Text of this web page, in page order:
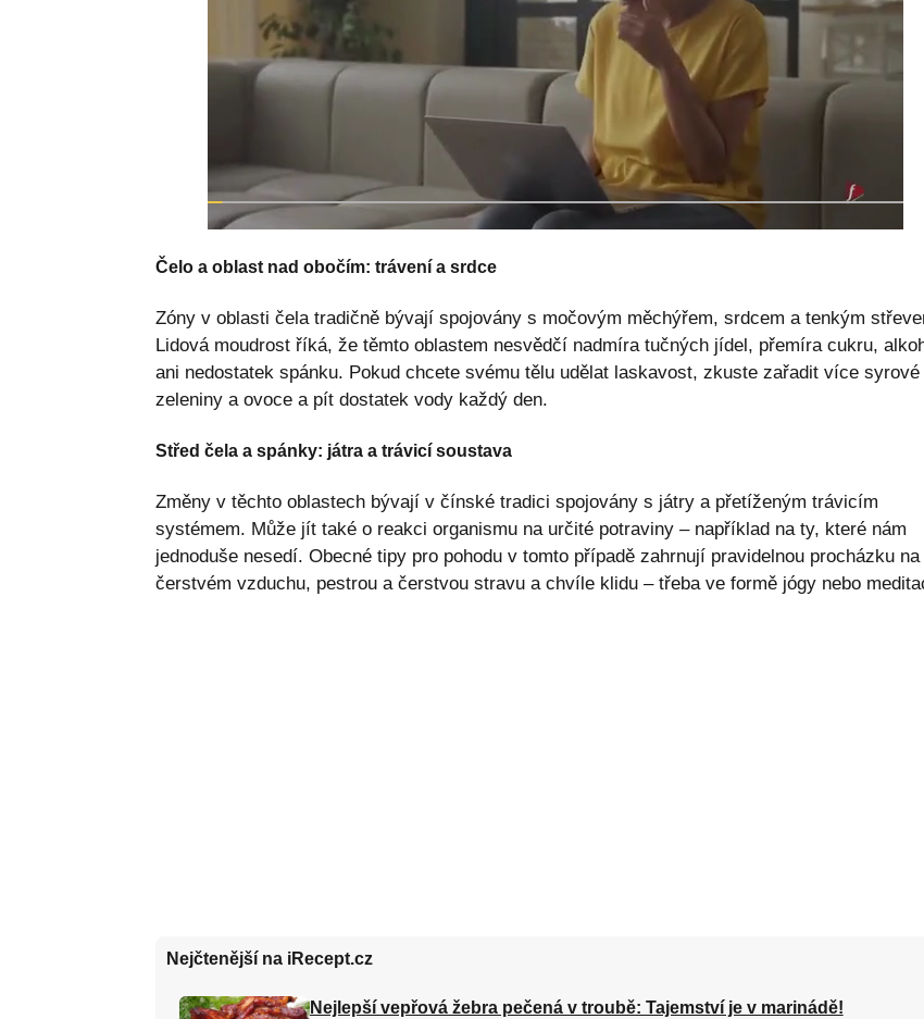
Čelo a oblast nad obočím: trávení a srdce
Zóny v oblasti čela tradičně bývají spojovány s močovým měchýřem, srdcem a tenkým
Lidová moudrost říká, že těmto oblastem nesvědčí nadmíra tučných jídel, přemíra cukru,
ani nedostatek spánku. Pokud chcete svému tělu udělat laskavost, zkuste zařadit více syrové
zeleniny a ovoce a pít dostatek vody každý den.
Střed čela a spánky: játra a trávicí soustava
Změny v těchto oblastech bývají v čínské tradici spojovány s játry a přetíženým trávicím
systémem. Může jít také o reakci organismu na určité potraviny – například na ty, které nám
jednoduše nesedí. Obecné tipy pro pohodu v tomto případě zahrnují pravidelnou procházku na
čerstvém vzduchu, pestrou a čerstvou stravu a chvíle klidu – třeba ve formě jógy nebo
Nejčtenější na iRecept.cz
Nejlepší vepřová žebra pečená v troubě: Tajemství je v marinádě!